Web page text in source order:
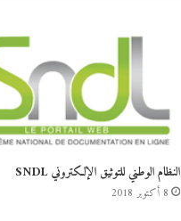
النظام الوطني للتوثيق الإلكتروني SNDL
8 أكتوبر 2018